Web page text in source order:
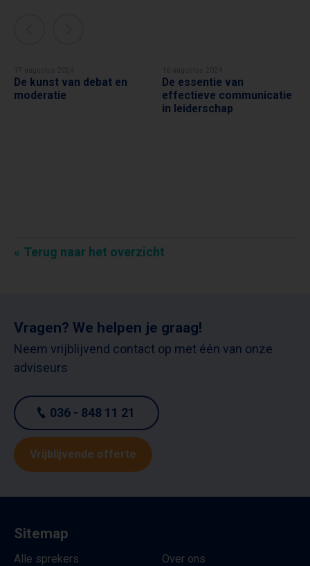
DONATELLO PIRAS
De kunst van debat en
moderatie
ANOUSCHKA LAHEIJ
De essentie van
effectieve communicatie
in leiderschap
Terug naar het overzicht
Vragen? We helpen je graag!
Neem vrijblijvend contact op met één van onze
adviseurs
036 - 848 11 21
Vrijblijvende offerte
Sitemap
Alle sprekers
Over ons